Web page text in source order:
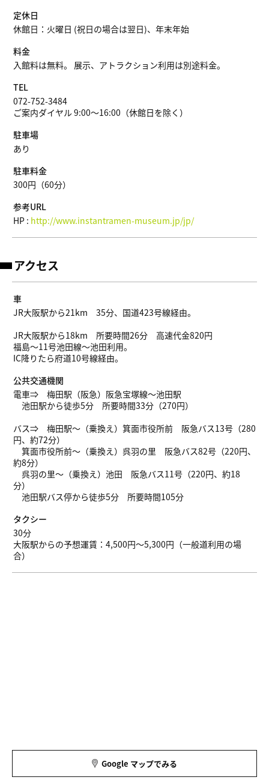
定休日
休館日：火曜日 (祝日の場合は翌日)、年末年始
料金
入館料は無料。 展示、アトラクション利用は別途料金。
TEL
072-752-3484
ご案内ダイヤル 9:00～16:00（休館日を除く）
駐車場
あり
駐車料金
300円（60分）
参考URL
HP : http://www.instantramen-museum.jp/jp/
アクセス
車
JR大阪駅から21km 35分、国道423号線経由。
JR大阪駅から18km 所要時間26分 高速代金820円
福島～11号池田線～池田利用。
IC降りたら府道10号線経由。
公共交通機関
電車⇒ 梅田駅（阪急）阪急宝塚線～池田駅
池田駅から徒歩5分 所要時間33分（270円）
バス⇒ 梅田駅～（乗換え）箕面市役所前 阪急バス13号（280
円、約72分）
箕面市役所前～（乗換え）呉羽の里 阪急バス82号（220円、
約8分）
呉羽の里～（乗換え）池田 阪急バス11号（220円、約18
分）
池田駅バス停から徒歩5分 所要時間105分
タクシー
30分
大阪駅からの予想運賃：4,500円～5,300円（一般道利用の場
合）
Google マップでみる